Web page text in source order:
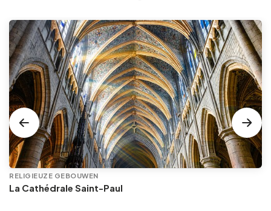
RELIGIEUZE GEBOUWEN
La Cathédrale Saint-Paul